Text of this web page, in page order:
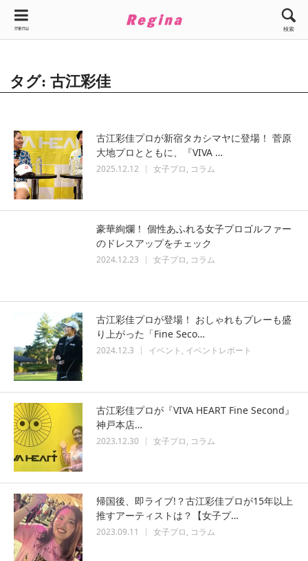
menu 検索
タグ: 古江彩佳
古江彩佳プロが新宿タカシマヤに登場！ 菅原
大地プロとともに、『VIVA …
2025.12.12 女子プロ コラム
豪華絢爛！ 個性あふれる女子プロゴルファー
のドレスアップをチェック
2024.12.23 女子プロ コラム
古江彩佳プロが登場！ おしゃれもプレーも盛
り上がった「Fine Seco…
2024.12.3 イベント イベントレポート
古江彩佳プロが『VIVA HEART Fine Second』
神戸本店…
2023.12.30 女子プロ コラム
帰国後、即ライブ!？古江彩佳プロが15年以上
推すアーティストは？【女子プ…
2023.09.11 女子プロ コラム